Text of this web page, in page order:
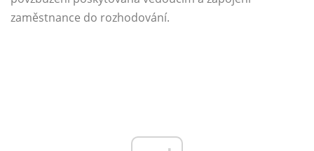
zaměstnance do rozhodování.